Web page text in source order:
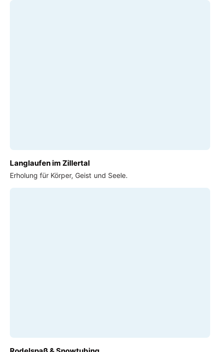
Langlaufen im Zillertal
Erholung für Körper, Geist und Seele.